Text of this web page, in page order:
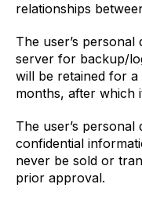
relationships
The user’s
server for backup/
will be retained for
months, after which
The user’s personal
confidential
never be sold or
prior approval.